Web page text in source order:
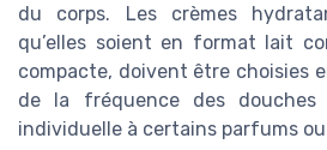
du corps. Les crèmes
qu’elles soient en format lait
compacte, doivent être choisies
de la fréquence des
individuelle à certains parfums